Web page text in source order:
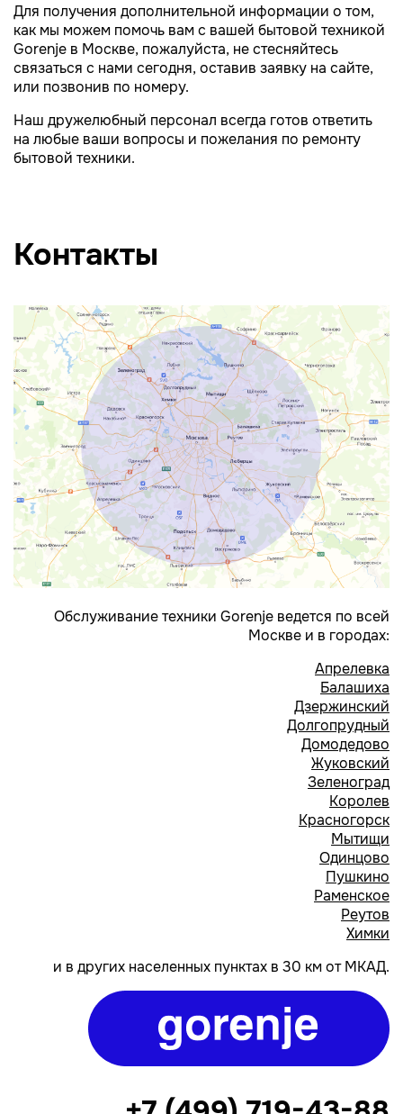
Для получения дополнительной информации о том,
как мы можем помочь вам с вашей бытовой техникой
Gorenje в Москве, пожалуйста, не стесняйтесь
связаться с нами сегодня, оставив заявку на сайте,
или позвонив по номеру.
Наш дружелюбный персонал всегда готов ответить
на любые ваши вопросы и пожелания по ремонту
бытовой техники.
Контакты
Обслуживание техники Gorenje ведется по всей
Москве и в городах:
Апрелевка
Балашиха
Дзержинский
Долгопрудный
Домодедово
Жуковский
Зеленоград
Королев
Красногорск
Мытищи
Одинцово
Пушкино
Раменское
Реутов
Химки
и в других населенных пунктах в 30 км от МКАД.